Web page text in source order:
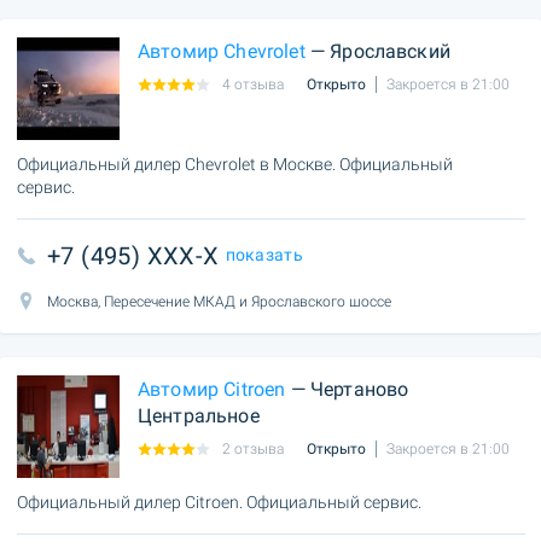
Автомир Chevrolet— Ярославский
4 отзыва Открыто Закроется в 21:00
Официальный дилер Chevrolet в Москве. Официальный
сервис.
+7 (495) XXX-X показать
Москва, Пересечение МКАД и Ярославского шоссе
Автомир Citroen — Чертаново
Центральное
2 отзыва Открыто Закроется в 21:00
Официальный дилер Citroen. Официальный сервис.